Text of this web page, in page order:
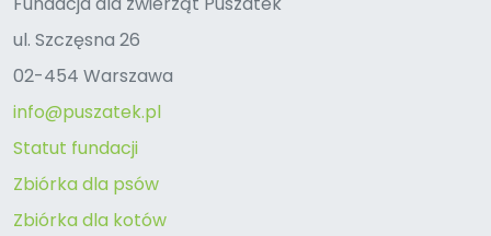
ul. Szczęsna 26
02-454 Warszawa
info@puszatek.pl
Statut fundacji
Zbiórka dla psów
Zbiórka dla kotów